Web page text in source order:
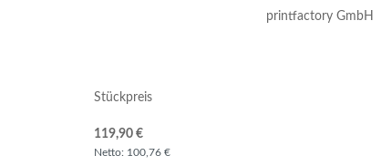
printfactory GmbH
Stückpreis
119,90 €
Netto: 100,76 €